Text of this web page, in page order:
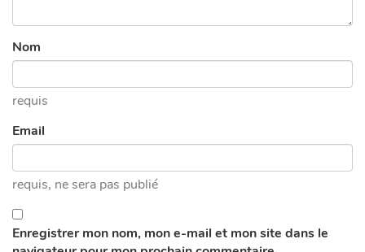
Nom
requis
Email
requis, ne sera pas publié
Enregistrer mon nom, mon e-mail et mon site dans le